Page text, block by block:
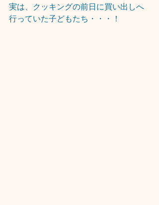
実は、クッキングの前日に買い出しへ
行っていた子どもたち・・・！